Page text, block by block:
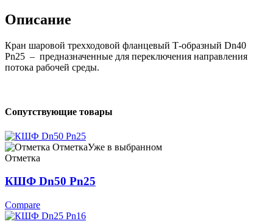
Описание
Кран шаровой трехходовой фланцевый Т-образный Dn40
Pn25 – предназначенные для переключения направления
потока рабочей среды.
Сопутствующие товары
ОтметкаУже в выбранном
Отметка
КШФ Dn50 Pn25
Compare